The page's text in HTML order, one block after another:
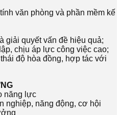
văn phòng và phần mềm kế
giải quyết vấn đề hiệu quả;
chịu áp lực công việc cao;
độ hòa đồng, hợp tác với
năng lực
nghiệp, năng động, cơ hội